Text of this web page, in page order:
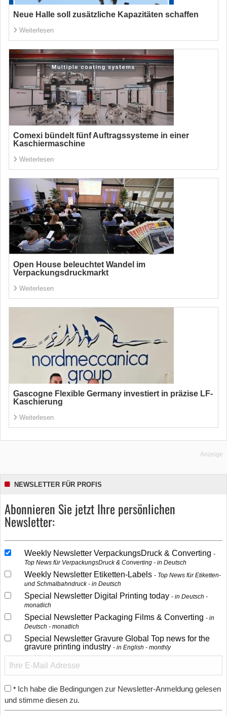
Neue Halle soll zusätzliche Kapazitäten schaffen
Weiterlesen
Comexi bündelt fünf Auftragssysteme in einer
Kaschiermaschine
Weiterlesen
Open House beleuchtet Wandel im
Verpackungsdruckmarkt
Weiterlesen
Gascogne Flexible Germany investiert in präzise LF-
Kaschierung
Weiterlesen
Anzeige
NEWSLETTER FÜR PROFIS
Abonnieren Sie jetzt Ihre persönlichen
Newsletter:
Weekly Newsletter VerpackungsDruck & Converting
Top News für VerpackungsDruck & Converting - in Deutsch
Weekly Newsletter Etiketten-Labels
Top News für Etiketten-
und Schmalbahndruck - in Deutsch
Special Newsletter Digital Printing today
in Deutsch -
monatlich
Special Newsletter Packaging Films & Converting
in
Deutsch - monatlich
Special Newsletter Gravure Global Top news for the
gravure printing industry
in English - monthly
* Ich habe die Bedingungen zur Newsletter-Anmeldung gelesen
und stimme diesen zu.